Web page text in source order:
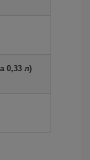
0,33 л)